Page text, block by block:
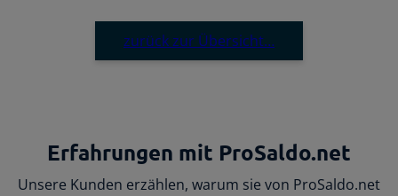
zurück zur Übersicht…
Erfahrungen mit ProSaldo.net
Unsere Kunden erzählen, warum sie von ProSaldo.net